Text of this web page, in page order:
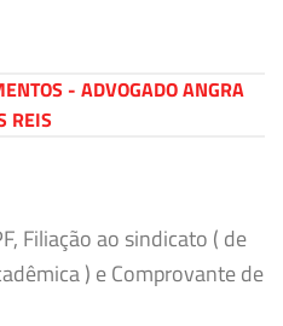
- ADVOGADO ANGRA
REIS
Filiação ao sindicato ( de
) e Comprovante de